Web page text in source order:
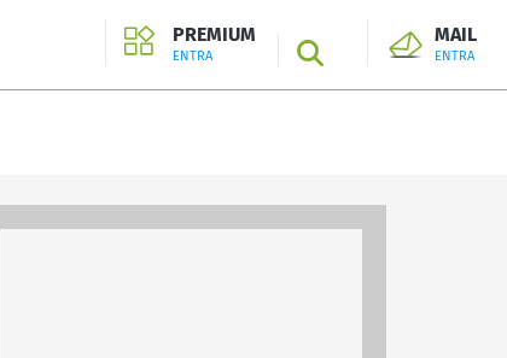
PREMIUM
ENTRA SEARCH
MAIL
ENTRA